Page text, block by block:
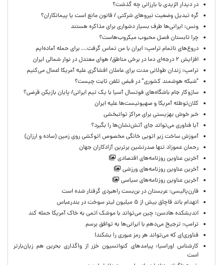
در دیدار الزیدی با بارزانی چه گذشت؟
گره تبدیل وضعیت نیروهای شرکتی / قانون مانع است یا پیمانکاران؟
ونس: ایرانی‌ها طرف بسیار دشواری برای مذاکره هستند
چرا تابستان فصل محبوب میکروب‌هاست؟
دروغ‌های ناتمام ترامپ: ایران با من تماس گرفت... برای حمله آماده‌ایم
افزایش ۲ درجه‌ای دما در برخی مناطق/ هوای معتدل در نوار شمالی ایران
ترامپ: زندان طولانی مدت برای عاملان افشاگری‌ علیه آمریکا اعمال می‌کنیم
"شبکه هوشمند کشوری" در قبض تلفن ثابت چیست؟
سازوکار جام باشگاه‌های فوتسال آسیا با یک تیم ایرانی/ پایان بازیکن قرضی؟
کلان‌توطئه آمریکا و صهیونیست‌ها علیه ایران
خبر خوش بهزیستی برای مراکز توانبخشی
آیا فناوری می‌تواند جای آتش‌نشان‌ها را بگیرد؟
آموزش ساخت زیر اتویی خانگی مخصوص اتوکشی روی زمین (ساده و ارزان)
رحمان عموزاد تنها صدرنشین برترین آزادکاران جهان
آخرین عناوین روزنامه‌های اقتصادی
آخرین عناوین روزنامه‌های ورزشی
آخرین عناوین روزنامه‌های سیاسی
فارن‌پالیسی: عربستان در بن‌بست راهبردی گرفتار شده است
انهدام باند قاچاق بیش از ۵ میلیون لیتر سوخت در بندرعباس
اندیشکده هادسن: چین می‌تواند با موشک اتمی به خاک آمریکا حمله کند
ترامپ: ترجیح می‌دهم با ایرانی‌‌ها به توافق برسم
فناوری‌ای که می‌تواند هر رمز عبوری را بشکند!
کارشناس اوراسیا: پیامدهای کنوانسیون خزر از واگذاری بحرین هم زیان‌بارتر
است